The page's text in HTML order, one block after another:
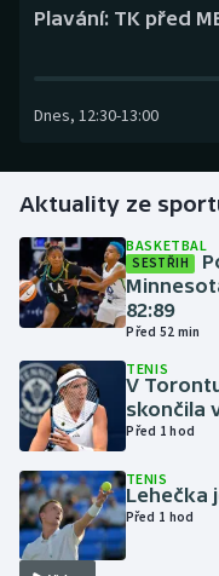
Gymnastika
Házená
Jezdectví
Judo
Krasobruslení
Lezení
Lyže a snowboard
Plavání: TK před
Dnes, 12:30-13:00
Aktuality ze
BASKETBAL
SESTŘIH
82:89
Před 52 min
TENIS
V
skončila
Před 1 hod
TENIS
Lehečka
Před 1 hod